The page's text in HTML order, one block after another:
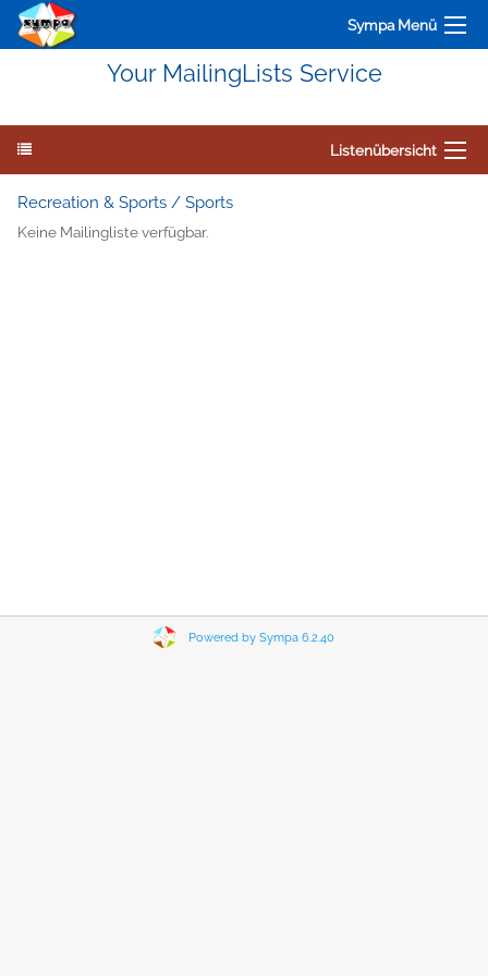
Sympa Menü
Your MailingLists Service
Listenübersicht
Recreation & Sports / Sports
Keine Mailingliste verfügbar.
Powered by Sympa 6.2.40